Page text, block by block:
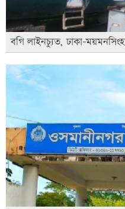
বগি লাইনচ্যুত, ঢাকা-